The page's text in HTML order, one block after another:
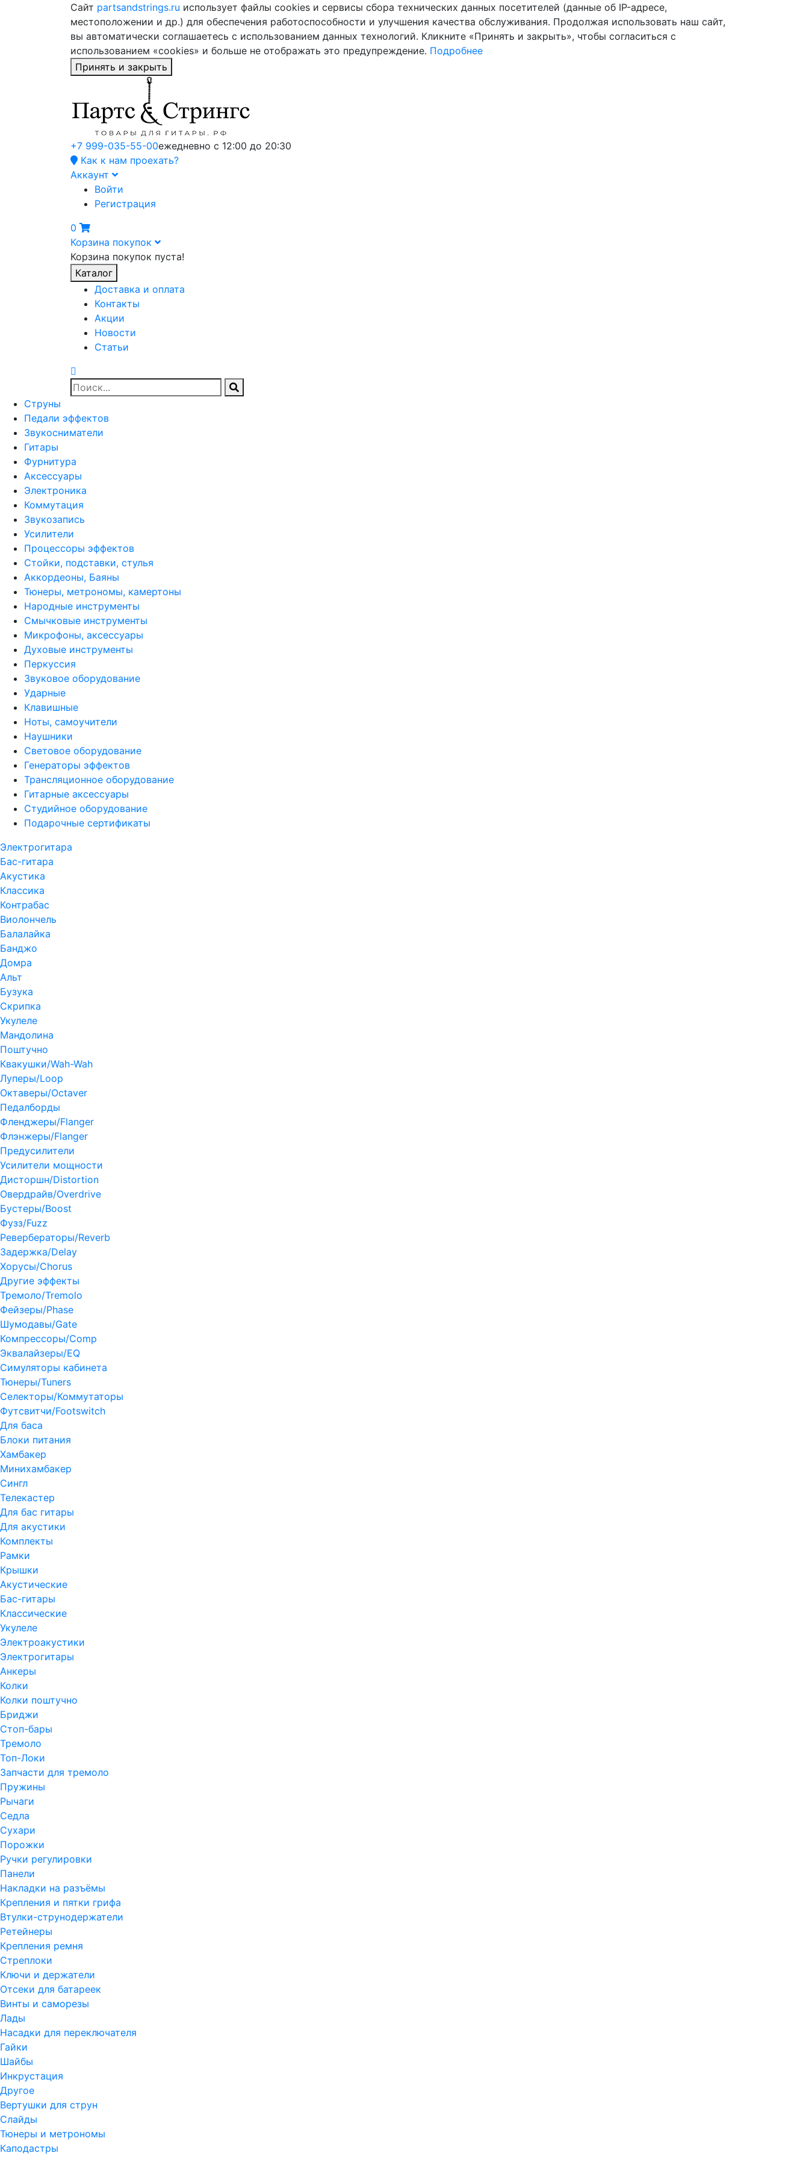
Сайт partsandstrings.ru использует файлы cookies и сервисы сбора технических данных посетителей (данные об IP-адресе,
местоположении и др.) для обеспечения работоспособности и улучшения качества обслуживания. Продолжая использовать наш сайт,
вы автоматически соглашаетесь с использованием данных технологий. Кликните «Принять и закрыть», чтобы согласиться с
использованием «cookies» и больше не отображать это предупреждение. Подробнее
Принять и закрыть
+7 999-035-55-00ежедневно с 12:00 до 20:30
Как к нам проехать?
Аккаунт
Войти
Регистрация
0
Корзина покупок
Корзина покупок пуста!
Каталог
Доставка и оплата
Контакты
Акции
Новости
Статьи
Струны
Педали эффектов
Звукосниматели
Гитары
Фурнитура
Аксессуары
Электроника
Коммутация
Звукозапись
Усилители
Процессоры эффектов
Стойки, подставки, стулья
Аккордеоны, Баяны
Тюнеры, метрономы, камертоны
Народные инструменты
Смычковые инструменты
Микрофоны, аксессуары
Духовые инструменты
Перкуссия
Звуковое оборудование
Ударные
Клавишные
Ноты, самоучители
Наушники
Световое оборудование
Генераторы эффектов
Трансляционное оборудование
Гитарные аксессуары
Студийное оборудование
Подарочные сертификаты
Электрогитара
Бас-гитара
Акустика
Классика
Контрабас
Виолончель
Балалайка
Банджо
Домра
Альт
Бузука
Скрипка
Укулеле
Мандолина
Поштучно
Квакушки/Wah-Wah
Луперы/Loop
Октаверы/Octaver
Педалборды
Фленджеры/Flanger
Флэнжеры/Flanger
Предусилители
Усилители мощности
Дисторшн/Distortion
Овердрайв/Overdrive
Бустеры/Boost
Фузз/Fuzz
Ревербераторы/Reverb
Задержка/Delay
Хорусы/Chorus
Другие эффекты
Тремоло/Tremolo
Фейзеры/Phase
Шумодавы/Gate
Компрессоры/Comp
Эквалайзеры/EQ
Симуляторы кабинета
Тюнеры/Tuners
Селекторы/Коммутаторы
Футсвитчи/Footswitch
Для баса
Блоки питания
Хамбакер
Минихамбакер
Сингл
Телекастер
Для бас гитары
Для акустики
Комплекты
Рамки
Крышки
Акустические
Бас-гитары
Классические
Укулеле
Электроакустики
Электрогитары
Анкеры
Колки
Колки поштучно
Бриджи
Стоп-бары
Тремоло
Топ-Локи
Запчасти для тремоло
Пружины
Рычаги
Седла
Сухари
Порожки
Ручки регулировки
Панели
Накладки на разъёмы
Крепления и пятки грифа
Втулки-струнодержатели
Ретейнеры
Крепления ремня
Стреплоки
Ключи и держатели
Отсеки для батареек
Винты и саморезы
Лады
Насадки для переключателя
Гайки
Шайбы
Инкрустация
Другое
Вертушки для струн
Слайды
Тюнеры и метрономы
Каподастры